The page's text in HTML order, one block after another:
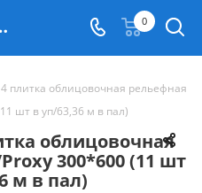
м в пал) - купить в Екатеринбурге 0
плитка облицовочная рельефная
шт в уп/63,36 м в пал)
облицовочная
300*600 (11 шт
м в пал)